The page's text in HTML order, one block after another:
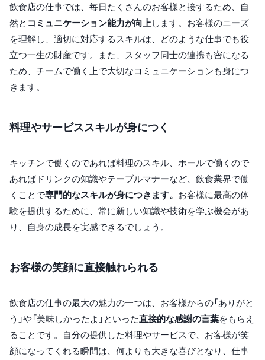
飲食店の仕事では、毎日たくさんのお客様と接するため、自
然と コミュニケーション能力が向上します。お客様のニーズ
を理解し、適切に対応するスキルは、どのような仕事でも役
立つ一生の財産です。また、スタッフ同士の連携も密になる
ため、チームで働く上で大切なコミュニケーションも身につ
きます。
料理やサービススキルが身につく
キッチンで働くのであれば料理のスキル、ホールで働くので
あればドリンクの知識やテーブルマナーなど、飲食業界で働
くことで専門的なスキルが身につきます。 お客様に最高の体
験を提供するために、常に新しい知識や技術を学ぶ機会があ
り、自身の成長を実感できるでしょう。
お客様の笑顔に直接触れられる
飲食店の仕事の最大の魅力の一つは、お客様からの「ありがと
う」や「美味しかったよ」といった直接的な感謝の言葉をもらえ
ることです。自分の提供した料理やサービスで、お客様が笑
顔になってくれる瞬間は、何よりも大きな喜びとなり、仕事